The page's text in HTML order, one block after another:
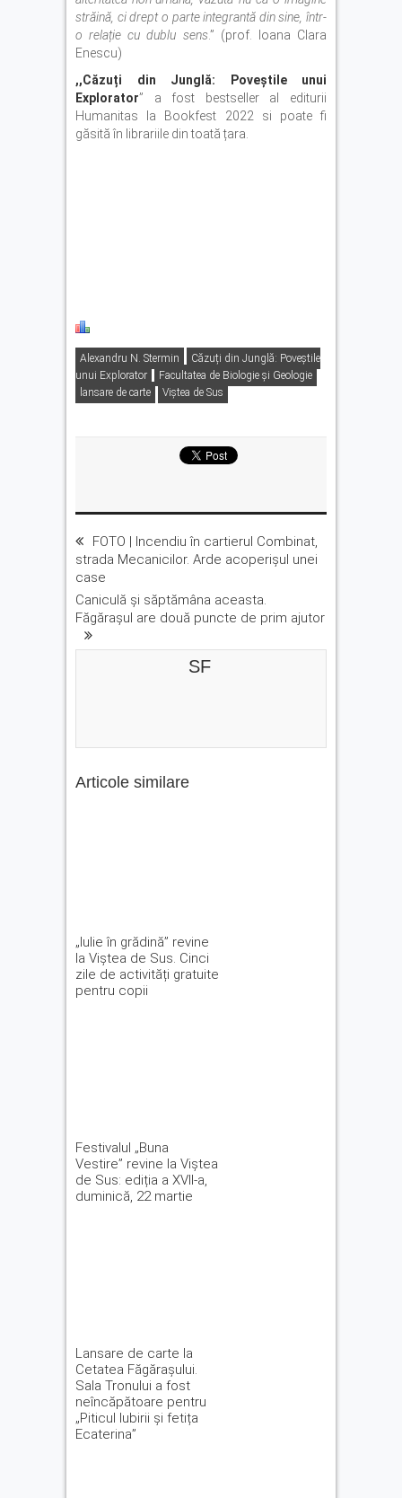
străină, ci drept o parte integrantă din sine, într-
o relație cu dublu sens.” (prof. Ioana Clara
Enescu)
,,Căzuți din Junglă: Poveștile unui
Explorator” a fost bestseller al editurii
Humanitas la Bookfest 2022 si poate fi
găsită în librariile din toată țara.
Alexandru N. Stermin
Căzuți din Junglă: Poveștile
unui Explorator
Facultatea de Biologie și Geologie
lansare de carte
Viştea de Sus
FOTO | Incendiu în cartierul Combinat,
strada Mecanicilor. Arde acoperișul unei
case
Caniculă și săptămâna aceasta.
Făgărașul are două puncte de prim ajutor
SF
Articole similare
„Iulie în grădină” revine
la Viștea de Sus. Cinci
zile de activități gratuite
pentru copii
Festivalul „Buna
Vestire” revine la Viștea
de Sus: ediția a XVII-a,
duminică, 22 martie
Lansare de carte la
Cetatea Făgărașului.
Sala Tronului a fost
neîncăpătoare pentru
„Piticul Iubirii și fetița
Ecaterina”